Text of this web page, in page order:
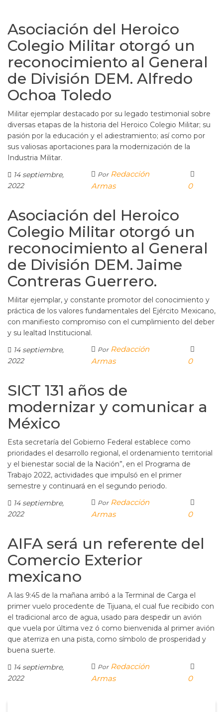
Asociación del Heroico
Colegio Militar otorgó un
reconocimiento al General
de División DEM. Alfredo
Ochoa Toledo
Militar ejemplar destacado por su legado testimonial sobre
diversas etapas de la historia del Heroico Colegio Militar; su
pasión por la educación y el adiestramiento; así como por
sus valiosas aportaciones para la modernización de la
Industria Militar.
14 septiembre,
2022
Por Redacción
Armas
0
Asociación del Heroico
Colegio Militar otorgó un
reconocimiento al General
de División DEM. Jaime
Contreras Guerrero.
Militar ejemplar, y constante promotor del conocimiento y
práctica de los valores fundamentales del Ejército Mexicano,
con manifiesto compromiso con el cumplimiento del deber
y su lealtad Institucional.
14 septiembre,
2022
Por Redacción
Armas
0
SICT 131 años de
modernizar y comunicar a
México
Esta secretaría del Gobierno Federal establece como
prioridades el desarrollo regional, el ordenamiento territorial
y el bienestar social de la Nación”, en el Programa de
Trabajo 2022, actividades que impulsó en el primer
semestre y continuará en el segundo periodo.
14 septiembre,
2022
Por Redacción
Armas
0
AIFA será un referente del
Comercio Exterior
mexicano
A las 9:45 de la mañana arribó a la Terminal de Carga el
primer vuelo procedente de Tijuana, el cual fue recibido con
el tradicional arco de agua, usado para despedir un avión
que vuela por última vez ó como bienvenida al primer avión
que aterriza en una pista, como símbolo de prosperidad y
buena suerte.
14 septiembre,
2022
Por Redacción
Armas
0